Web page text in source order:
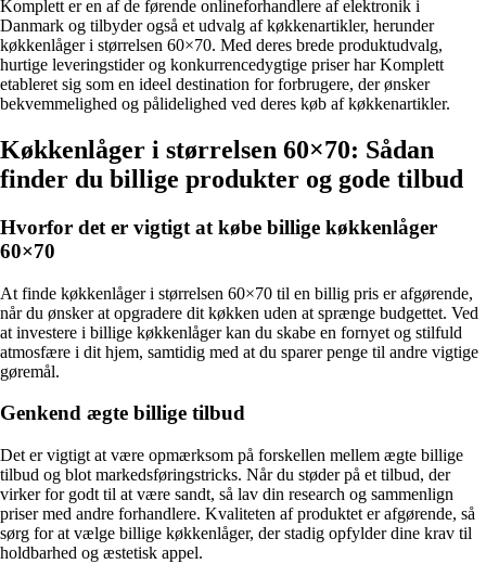
Komplett er en af de førende onlineforhandlere af elektronik i
Danmark og tilbyder også et udvalg af køkkenartikler, herunder
køkkenlåger i størrelsen 60×70. Med deres brede produktudvalg,
hurtige leveringstider og konkurrencedygtige priser har Komplett
etableret sig som en ideel destination for forbrugere, der ønsker
bekvemmelighed og pålidelighed ved deres køb af køkkenartikler.
Køkkenlåger i størrelsen 60×70: Sådan
finder du billige produkter og gode tilbud
Hvorfor det er vigtigt at købe billige køkkenlåger
60×70
At finde køkkenlåger i størrelsen 60×70 til en billig pris er afgørende,
når du ønsker at opgradere dit køkken uden at sprænge budgettet. Ved
at investere i billige køkkenlåger kan du skabe en fornyet og stilfuld
atmosfære i dit hjem, samtidig med at du sparer penge til andre vigtige
gøremål.
Genkend ægte billige tilbud
Det er vigtigt at være opmærksom på forskellen mellem ægte billige
tilbud og blot markedsføringstricks. Når du støder på et tilbud, der
virker for godt til at være sandt, så lav din research og sammenlign
priser med andre forhandlere. Kvaliteten af produktet er afgørende, så
sørg for at vælge billige køkkenlåger, der stadig opfylder dine krav til
holdbarhed og æstetisk appel.